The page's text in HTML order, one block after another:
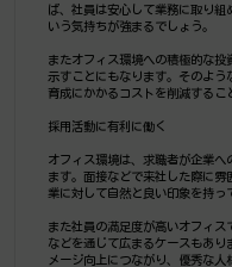
ば、社員は安心して業務に取り
いう気持ちが強まるでしょう。
またオフィス環境への積極的な投
示すことにもなります。そのよう
育成にかかるコストを削減するこ
採用活動に有利に働く
オフィス環境は、求職者が企業へ
ます。面接などで来社した際に
業に対して自然と良い印象を持っ
また社員の満足度が高いオフィス
などを通じて広まるケースもあり
メージ向上につながり、優秀な